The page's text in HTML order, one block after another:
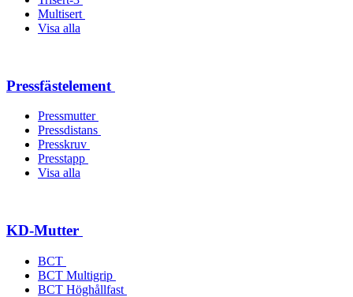
Multisert
Visa alla
Pressfästelement
Pressmutter
Pressdistans
Presskruv
Presstapp
Visa alla
KD-Mutter
BCT
BCT Multigrip
BCT Höghållfast